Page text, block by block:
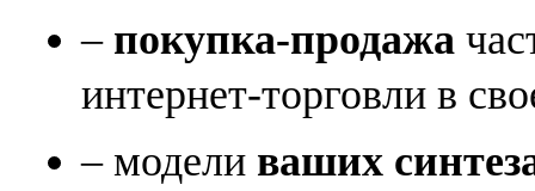
– покупка-продажа
интернет-торговли в
– модели ваших